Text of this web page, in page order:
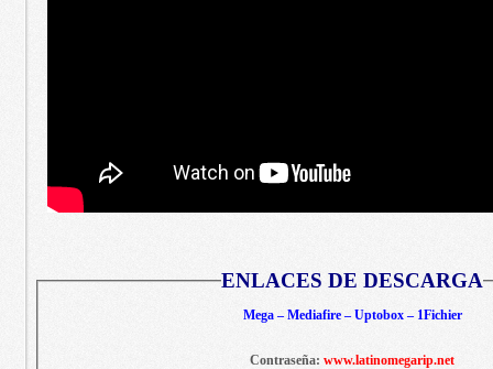
ENLACES DE DESCARGA
Mega – Mediafire – Uptobox – 1Fichier
Contraseña: www.latinomegarip.net